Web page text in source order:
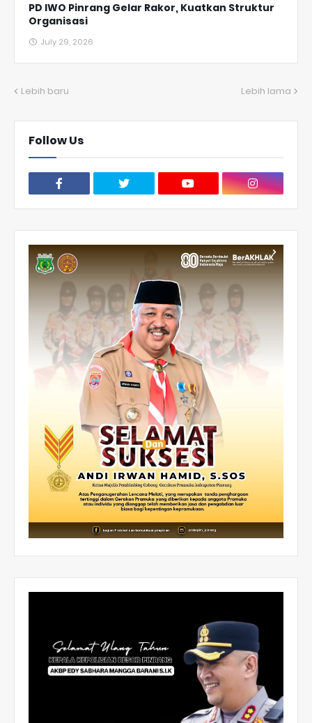
PD IWO Pinrang Gelar Rakor, Kuatkan Struktur
Organisasi
July 29, 2026
Lebih baru Lebih lama
Follow Us